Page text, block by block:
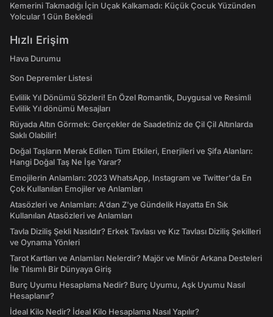
Kemerini Takmadığı İçin Uçak Kalkamadı: Küçük Çocuk Yüzünden
Yolcular 1 Gün Bekledi
Hızlı Erişim
Hava Durumu
Son Depremler Listesi
Evlilik Yıl Dönümü Sözleri! En Özel Romantik, Duygusal ve Resimli
Evlilik Yıl dönümü Mesajları
Rüyada Altın Görmek: Gerçekler de Saadetiniz de Çil Çil Altınlarda
Saklı Olabilir!
Doğal Taşların Merak Edilen Tüm Etkileri, Enerjileri ve Şifa Alanları:
Hangi Doğal Taş Ne İşe Yarar?
Emojilerin Anlamları: 2023 WhatsApp, Instagram ve Twitter'da En
Çok Kullanılan Emojiler ve Anlamları
Atasözleri ve Anlamları: A'dan Z'ye Gündelik Hayatta En Sık
Kullanılan Atasözleri ve Anlamları
Tavla Diziliş Şekli Nasıldır? Erkek Tavlası ve Kız Tavlası Diziliş Şekilleri
ve Oynama Yönleri
Tarot Kartları ve Anlamları Nelerdir? Majör ve Minör Arkana Desteleri
İle Tılsımlı Bir Dünyaya Giriş
Burç Uyumu Hesaplama Nedir? Burç Uyumu, Aşk Uyumu Nasıl
Hesaplanır?
İdeal Kilo Nedir? İdeal Kilo Hesaplama Nasıl Yapılır?